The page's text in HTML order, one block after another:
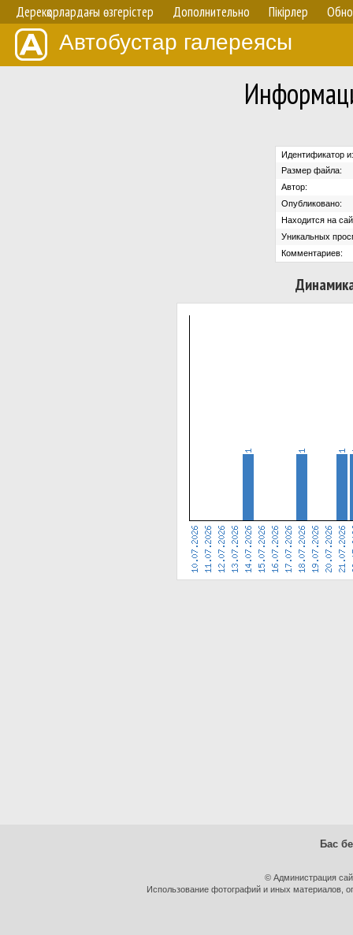
Дерекқорлардағы өзгерістер Дополнительно Пікірлер
Автобустар галереясы
Идентификатор
Размер файла:
Автор:
Опубликовано:
Находится на
Уникальных
Комментариев:
Бас
© Администрация
Использование фотографий и иных материалов,